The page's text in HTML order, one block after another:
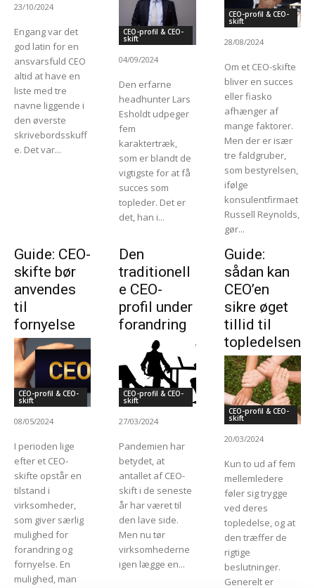
23/10/2024
Engang var det
god latin for en
ansvarsfuld CEO
altid at have en
liste med tre
navne liggende i
den øverste
skrivebordsskuff
e. Det var...
CEO-profil & CEO-
skift
04/09/2024
Den erfarne
headhunter Lars
Esholdt udpeger
fem
karaktertræk,
som er blandt de
vigtigste for at få
succes som
topleder. Det er
det, han i...
CEO-profil & CEO-
skift
28/08/2024
Om et CEO-skifte
bliver en succes
eller fiasko
afhænger af
mange faktorer.
Men der er især
tre faldgruber,
som bestyrelsen,
ifølge
konsulentfirmaet
Russell Reynolds,
gør...
Guide: CEO-
skifte bør
anvendes
til
fornyelse
CEO-profil & CEO-
skift
08/05/2024
I perioden lige
efter et CEO-
skifte opstår en
tilstand i
virksomheder,
som giver særlig
mulighed for
forandring og
fornyelse. En
mulighed, man
Den
traditionell
e CEO-
profil under
forandring
CEO-profil & CEO-
skift
27/03/2024
Pandemien har
betydet, at
antallet af CEO-
skift i de seneste
år har været til
den lave side.
Men nu tør
virksomhederne
igen lægge en...
Guide:
sådan kan
CEO’en
sikre øget
tillid til
topledelsen
CEO-profil & CEO-
skift
20/03/2024
Kun to ud af fem
mellemledere
føler sig trygge
ved deres
topledelse, og at
den træffer de
rigtige
beslutninger.
Generelt er